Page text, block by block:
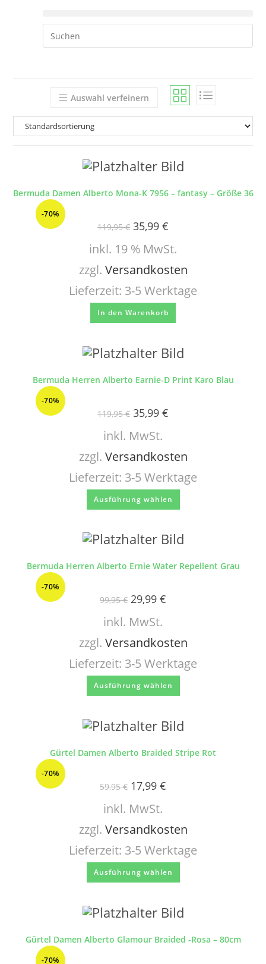
Auswahl verfeinern
-70%
Bermuda Damen Alberto Mona-K 7956 – fantasy – Größe 36
119,95€ 35,99 €
inkl. 19 % MwSt.
zzgl. Versandkosten
Lieferzeit: 3-5 Werktage
In den Warenkorb
-70%
Bermuda Herren Alberto Earnie-D Print Karo Blau
119,95€ 35,99 €
inkl. MwSt.
zzgl. Versandkosten
Lieferzeit: 3-5 Werktage
Ausführung wählen
-70%
Bermuda Herren Alberto Ernie Water Repellent Grau
99,95€ 29,99 €
inkl. MwSt.
zzgl. Versandkosten
Lieferzeit: 3-5 Werktage
Ausführung wählen
-70%
Gürtel Damen Alberto Braided Stripe Rot
59,95€ 17,99 €
inkl. MwSt.
zzgl. Versandkosten
Lieferzeit: 3-5 Werktage
Ausführung wählen
-70%
Gürtel Damen Alberto Glamour Braided -Rosa – 80cm